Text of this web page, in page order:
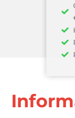
Géén
Ruim